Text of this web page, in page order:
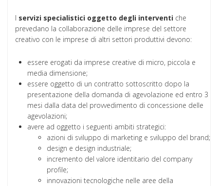
I servizi specialistici oggetto degli interventi che
prevedano la collaborazione delle imprese del settore
creativo con le imprese di altri settori produttivi devono:
essere erogati da imprese creative di micro, piccola e
media dimensione;
essere oggetto di un contratto sottoscritto dopo la
presentazione della domanda di agevolazione ed entro 3
mesi dalla data del provvedimento di concessione delle
agevolazioni;
avere ad oggetto i seguenti ambiti strategici:
azioni di sviluppo di marketing e sviluppo del brand;
design e design industriale;
incremento del valore identitario del company
profile;
innovazioni tecnologiche nelle aree della